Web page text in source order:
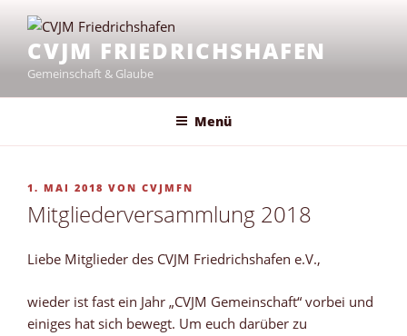
Inhalt
springenCVJM FRIEDRICHSHAFEN
Gemeinschaft & Glaube
Menü
VERÖFFENTLICHT
1. MAI 2018 VON CVJMFN
Mitgliederversammlung 2018
Liebe Mitglieder des CVJM Friedrichshafen e.V.,
wieder ist fast ein Jahr „CVJM Gemeinschaft“ vorbei und
einiges hat sich bewegt. Um euch darüber zu